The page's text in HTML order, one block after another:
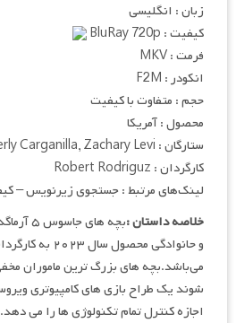
زبان : انگلیسی
کیفیت : BluRay 720p
فرمت : MKV
انکودر : F2M
حجم : متفاوت با کیفیت
محصول : آمریکا
ستارگان : Connor Esterson, Everly Carganilla, Zachary Levi
کارگردان : Robert Rodriguz
لینک‌های مرتبط : جستجوی زیرنویس –
خلاصه داستان :
بچه
و حانوادگی محصول
می‌باشد.بچه های بزرگ ترین ماموران
شوند یک طراح بازی های کامپیوتری
اجازه کنترل تمام تکنولوژی ها را می